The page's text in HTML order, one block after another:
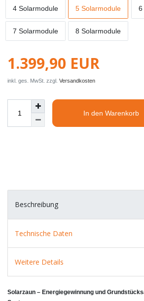
4 Solarmodule 5 Solarmodule 6
7 Solarmodule 8 Solarmodule
1.399,90 EUR
inkl. ges. MwSt. zzgl. Versandkosten
In den Warenkorb
Beschreibung
Technische Daten
Weitere Details
Solarzaun – Energiegewinnung und